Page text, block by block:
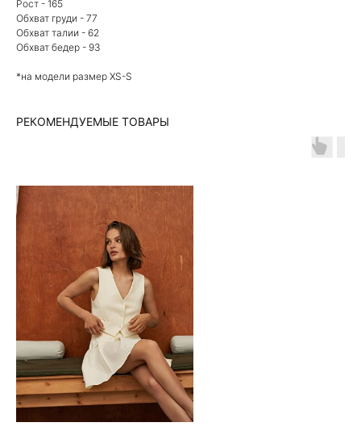
Рост - 165
Обхват груди - 77
Обхват талии - 62
Обхват бедер - 93
*на модели размер XS-S
РЕКОМЕНДУЕМЫЕ ТОВАРЫ